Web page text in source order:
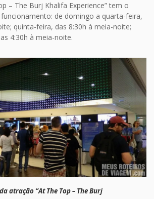
– The Burj Khalifa Experience” tem o
de domingo a quarta-feira,
quinta-feira, das 8:30h à meia-noite;
4:30h à meia-noite.
atração “At The Top – The Burj